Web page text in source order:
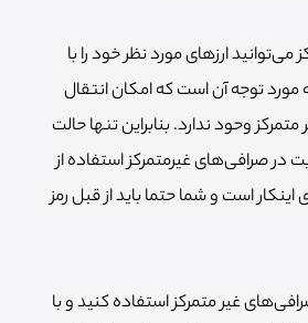
ارز‌های مورد نظر خود را با
مورد توجه آن است که امکان انتقال
وحود ندارد. بنابراین تنها حالت
در صرافی‌های غیرمتمرکز استفاده از
اینکار است و شما حتما باید از قبل رمز
غیر متمرکز استفاده کنید و با